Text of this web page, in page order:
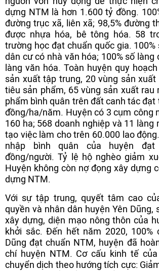
dựng NTM là hơn 1.600 tỷ đồng.
đường trục xã, liên xã; 98,5% đường
được nhựa hóa, bê tông hóa. 58
trường học đạt chuẩn quốc gia. 100%
dân cư có nhà văn hóa; 100% số làng
làng văn hóa. Toàn huyện quy
sản xuất tập trung, 20 vùng sản
tiêu sản phẩm, 65 vùng sản xuất rau
phẩm bình quân trên đất canh tác đạt
đồng/ha/năm. Huyện có 3 cụm công
160 ha; 568 doanh nghiệp và 11 làng
tạo việc làm cho trên 60.000 lao
nhập bình quân của huyện
đồng/người. Tỷ lệ hộ nghèo giảm
Huyện không còn nợ đọng xây dựng
dựng NTM.
Với sự tập trung, quyết tâm cao
quyền và nhân dân huyện Yên Dũng,
xây dựng, diện mạo nông thôn của
khởi sắc. Đến hết năm 2020, 100%
Dũng đạt chuẩn NTM, huyện đã
chí huyện NTM. Cơ cấu kinh tế
chuyển dịch theo hướng tích cực: